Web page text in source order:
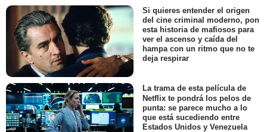
Si quieres entender el origen
del cine criminal moderno, pon
esta historia de mafiosos para
ver el ascenso y caída del
hampa con un ritmo que no te
deja respirar
La trama de esta película de
Netflix te pondrá los pelos de
punta: se parece mucho a lo
que está sucediendo entre
Estados Unidos y Venezuela